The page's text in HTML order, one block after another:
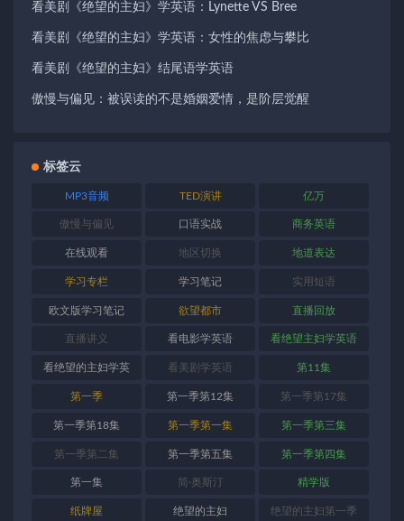
看美剧《绝望的主妇》学英语：Lynette VS Bree
看美剧《绝望的主妇》学英语：女性的焦虑与攀比
看美剧《绝望的主妇》结尾语学英语
傲慢与偏见：被误读的不是婚姻爱情，是阶层觉醒
标签云
MP3音频 TED演讲 亿万
傲慢与偏见 口语实战 商务英语
在线观看 地区切换 地道表达
学习专栏 学习笔记 实用短语
欧文版学习笔记 欲望都市 直播回放
直播讲义 看电影学英语 看绝望主妇学英语
看绝望的主妇学英
语
看美剧学英语 第11集
第一季 第一季第12集 第一季第17集
第一季第18集 第一季第一集 第一季第三集
第一季第二集 第一季第五集 第一季第四集
第一集 简·奥斯汀 精学版
纸牌屋 绝望的主妇 绝望的主妇第一季